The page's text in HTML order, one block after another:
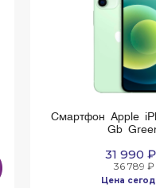
Смартфон Apple
Gb
31 990 ₽
36 789 ₽
Цена